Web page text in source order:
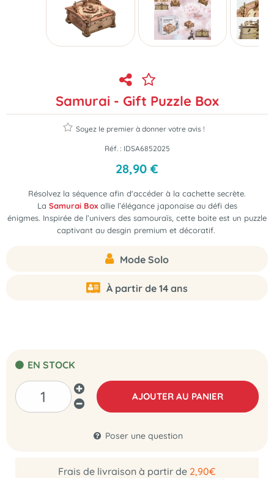
Samurai - Gift Puzzle Box
Soyez le premier à donner votre avis !
Réf. : IDSA6852025
28,90 €
Résolvez la séquence afin d'accéder à la cachette secrète.
La Samurai Boxallie l’élégance japonaise au défi des
énigmes. Inspirée de l’univers des samouraïs, cette boite est un puzzle
captivant au desgin premium et décoratif.
Mode Solo
À partir de 14 ans
EN STOCK
AJOUTER AU PANIER
Poser une question
Frais de livraison à partir de 2,90€